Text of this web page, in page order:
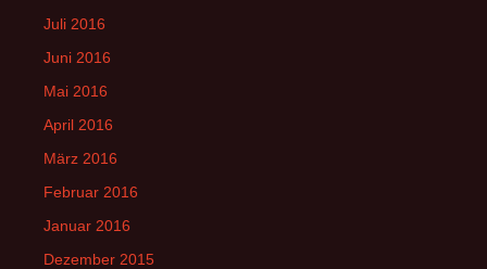
Juli 2016
Juni 2016
Mai 2016
April 2016
März 2016
Februar 2016
Januar 2016
Dezember 2015